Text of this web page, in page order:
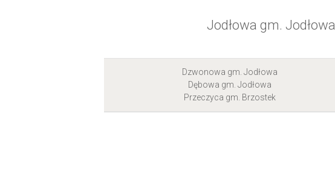
Jodłowa gm. Jodłowa
Dzwonowa gm. Jodłowa
Dębowa gm. Jodłowa
Przeczyca gm. Brzostek